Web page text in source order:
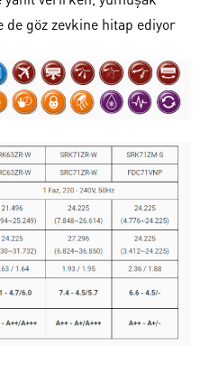
de göz zevkine hitap ediyor